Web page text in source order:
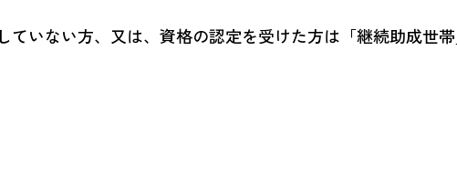
いない方、又は、資格の認定を受けた方は「継続助成世